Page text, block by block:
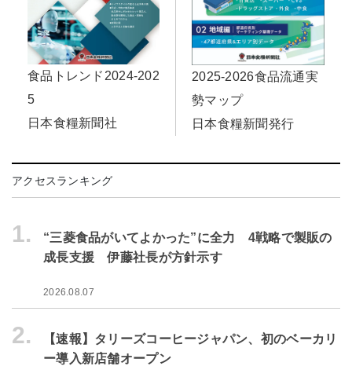
食品トレンド2024-202
5
日本食糧新聞社
2025-2026食品流通実
勢マップ
日本食糧新聞発行
アクセスランキング
1.
“三菱食品がいてよかった”に全力 4戦略で製販の
成長支援 伊藤社長が方針示す
2026.08.07
2.
【速報】タリーズコーヒージャパン、初のベーカリ
ー導入新店舗オープン